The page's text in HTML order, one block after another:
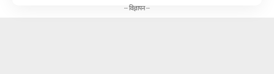
-- विज्ञापन --